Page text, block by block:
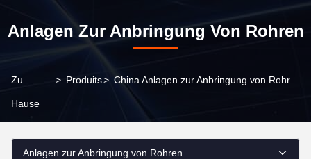
Anlagen Zur Anbringung Von Rohren
Zu
Hause
> Produits> China Anlagen zur Anbringung von Rohren
Anlagen zur Anbringung von Rohren